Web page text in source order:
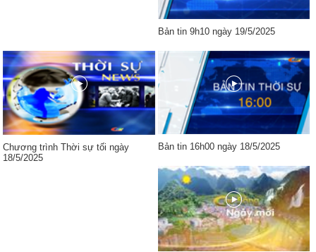
Bản tin 9h10 ngày 19/5/2025
Chương trình Thời sự tối ngày
18/5/2025
Bản tin 16h00 ngày 18/5/2025